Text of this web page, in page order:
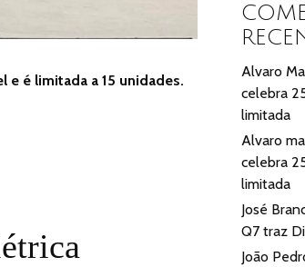
e é limitada a 15 unidades.
Alvaro
celebra
limitada
Alvaro
celebra
limitada
José
Q7 traz
João